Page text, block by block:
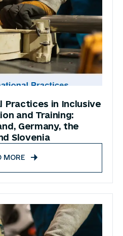
Practices in Inclusive
and Training:
Germany, the
Slovenia
MORE